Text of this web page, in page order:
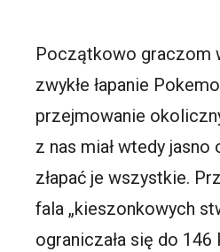
Początkowo graczom
zwykłe łapanie
przejmowanie
z nas miał wtedy jasno
złapać je wszystkie.
fala „kieszonkowych
ograniczała się do